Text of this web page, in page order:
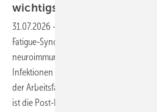
wichtigsten begleitenden
31.07.2026 -
Fatigue-Syndrom (ME/CFS) ist eine
neuroimmunologische
Infektionen auftritt und häufig mit einer
der Arbeitsfähigkeit verbunden ist.
ist die Post-Exertional Malaise (PEM),